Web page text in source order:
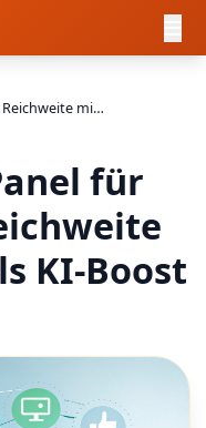
Beste SMM-Panel für 2025: Echte Reichweite mit Godofpanels KI-Boost
für
KI-Boost